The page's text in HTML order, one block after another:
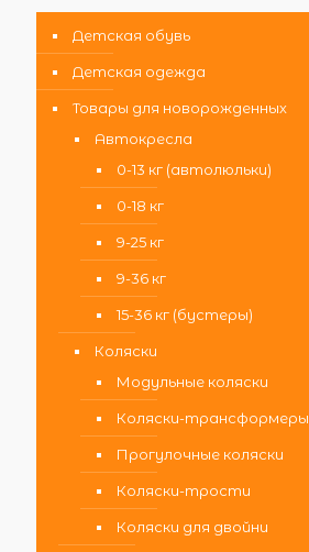
Детская обувь
Детская одежда
Товары для новорожденных
Автокресла
0-13 кг (автолюльки)
0-18 кг
9-25 кг
9-36 кг
15-36 кг (бустеры)
Коляски
Модульные коляски
Коляски-трансформеры
Прогулочные коляски
Коляски-трости
Коляски для двойни